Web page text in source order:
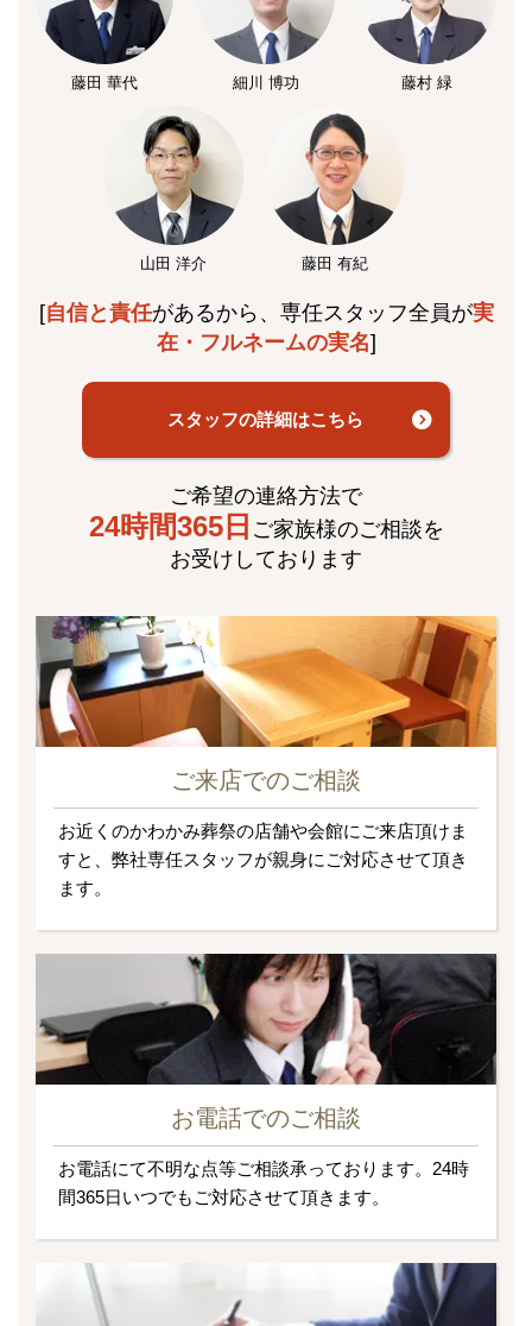
藤田 華代 細川 博功 藤村 緑
山田 洋介 藤田 有紀
[自信と責任があるから、専任スタッフ全員が実
在・フルネームの実名]
スタッフの詳細はこちら
ご希望の連絡方法で
24時間365日 ご家族様のご相談を
お受けしております
ご来店でのご相談
お近くのかわかみ葬祭の店舗や会館にご来店頂けま
すと、弊社専任スタッフが親身にご対応させて頂き
ます。
お電話でのご相談
お電話にて不明な点等ご相談承っております。24時
間365日いつでもご対応させて頂きます。